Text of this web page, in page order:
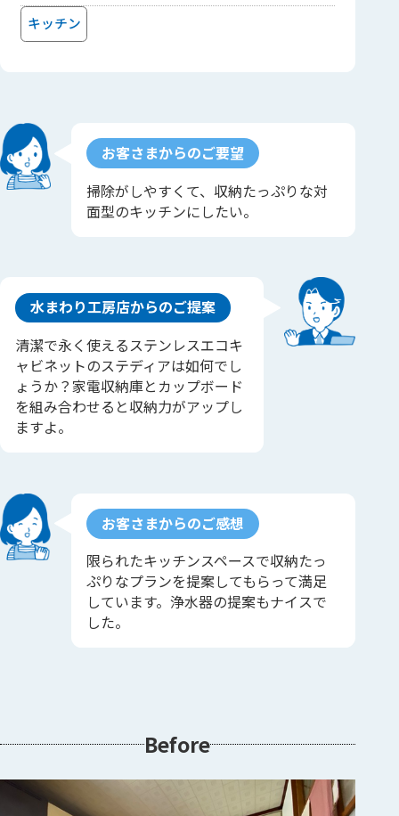
キッチン
お客さまからのご要望
掃除がしやすくて、収納たっぷりな対
面型のキッチンにしたい。
水まわり工房店からのご提案
清潔で永く使えるステンレスエコキ
ャビネットのステディアは如何でし
ょうか？家電収納庫とカップボード
を組み合わせると収納力がアップし
ますよ。
お客さまからのご感想
限られたキッチンスペースで収納たっ
ぷりなプランを提案してもらって満足
しています。浄水器の提案もナイスで
した。
Before